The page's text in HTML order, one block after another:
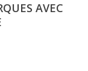
AVEC